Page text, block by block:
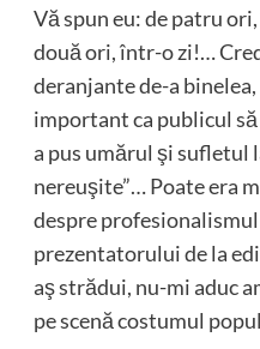
Vă spun eu: de patru
două ori, într-o zi!…
deranjante de-a binelea,
important ca publicul
a pus umărul şi sufletul
nereuşite”… Poate era
despre
prezentatorului de la
aş strădui, nu-mi aduc
pe scenă costumul